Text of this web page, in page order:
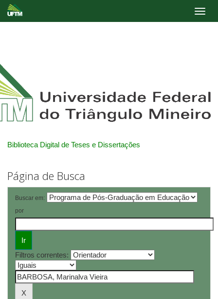
Biblioteca Digital de Teses e Dissertações
Página de Busca
Buscar em:
por
Filtros correntes: